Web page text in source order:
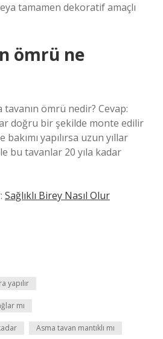
tamamen dekoratif amaçlı
ömrü ne
tavanın ömrü nedir? Cevap:
doğru bir şekilde monte edilir
yapılırsa uzun yıllar
bu tavanlar 20 yıla kadar
Sağlıklı Birey Nasıl Olur
yapılır
mı
Asma tavan mantıklı mı